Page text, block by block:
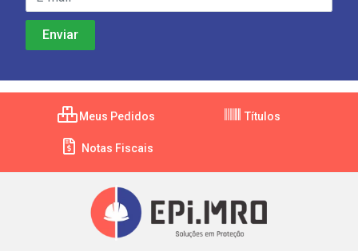
Meus Pedidos Títulos
Notas Fiscais